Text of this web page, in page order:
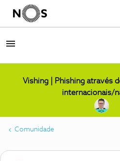
Vishing | Phishing através
internacionais/
Comunidade